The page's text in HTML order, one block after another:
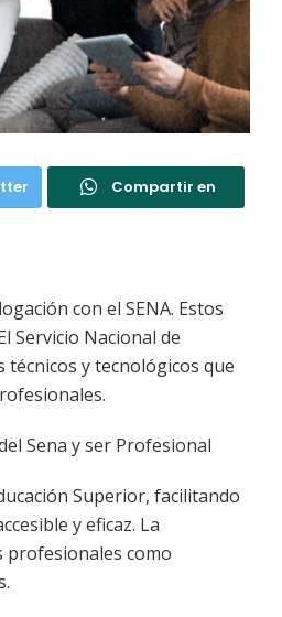
Compartir en
con el SENA. Estos
Servicio Nacional de
y tecnológicos que
Sena y ser Profesional
Superior, facilitando
y eficaz. La
profesionales como